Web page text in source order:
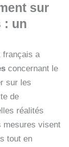
sur
: un
français a
concernant le
sur les
de
réalités
mesures visent
tout en